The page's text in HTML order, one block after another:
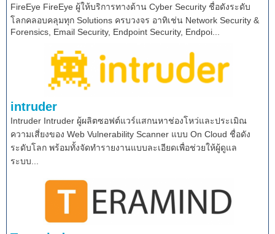
FireEye FireEye ผู้ให้บริการทางด้าน Cyber Security ชื่อดังระดับ
โลกคลอบคลุมทุก Solutions ครบวงจร อาทิเช่น Network Security &
Forensics, Email Security, Endpoint Security, Endpoi...
intruder
Intruder Intruder ผู้ผลิตซอฟต์แวร์แสกนหาช่องโหว่และประเมิณ
ความเสี่ยงของ Web Vulnerability Scanner แบบ On Cloud ชื่อดัง
ระดับโลก พร้อมทั้งจัดทำรายงานแบบละเอียดเพื่อช่วยให้ผู้ดูแล
ระบบ...